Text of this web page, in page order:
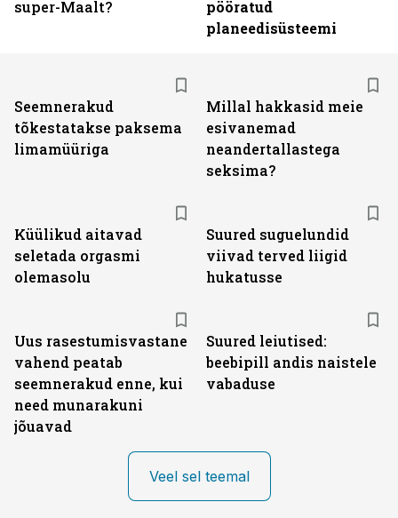
super-Maalt?
pööratud
planeedisüsteemi
Seemnerakud
tõkestatakse paksema
limamüüriga
Millal hakkasid meie
esivanemad
neandertallastega
seksima?
Küülikud aitavad
seletada orgasmi
olemasolu
Suured suguelundid
viivad terved liigid
hukatusse
Uus rasestumisvastane
vahend peatab
seemnerakud enne, kui
need munarakuni
jõuavad
Suured leiutised:
beebipill andis naistele
vabaduse
Veel sel teemal